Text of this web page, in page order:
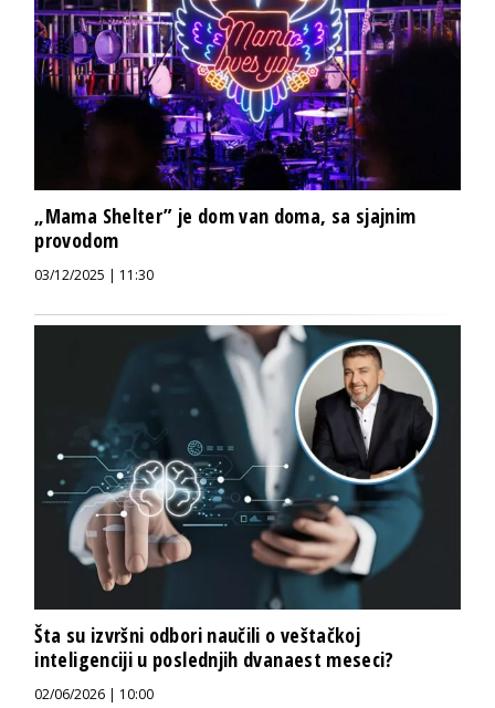
„Mama Shelter” je dom van doma, sa sjajnim
provodom
03/12/2025 | 11:30
Šta su izvršni odbori naučili o veštačkoj
inteligenciji u poslednjih dvanaest meseci?
02/06/2026 | 10:00